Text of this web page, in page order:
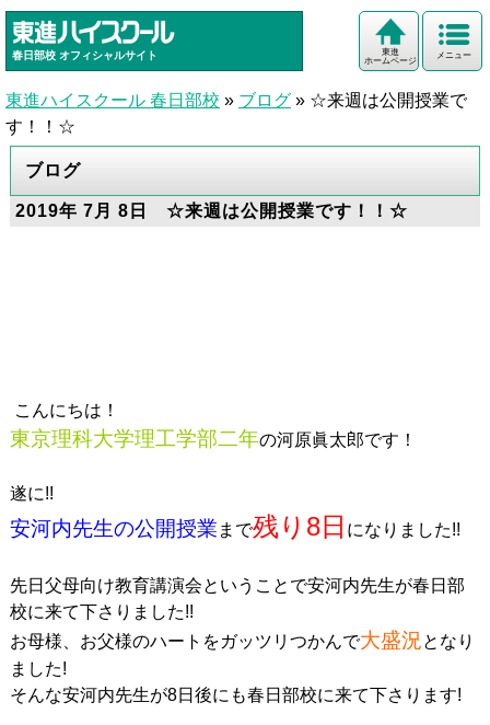
春日部校 オフィシャルサイト メニュー
東進
ホームページ
東進ハイスクール 春日部校 » ブログ » ☆来週は公開授業で
す！！☆
ブログ
2019年 7月 8日 ☆来週は公開授業です！！☆
こんにちは！
東京理科大学理工学部二年の河原眞太郎です！
遂に!!
安河内先生の公開授業 まで残り8日 になりました!!
先日父母向け教育講演会ということで安河内先生が春日部
校に来て下さりました!!
お母様、お父様のハートをガッツリつかんで大盛況となり
ました!
そんな安河内先生が8日後にも春日部校に来て下さります!